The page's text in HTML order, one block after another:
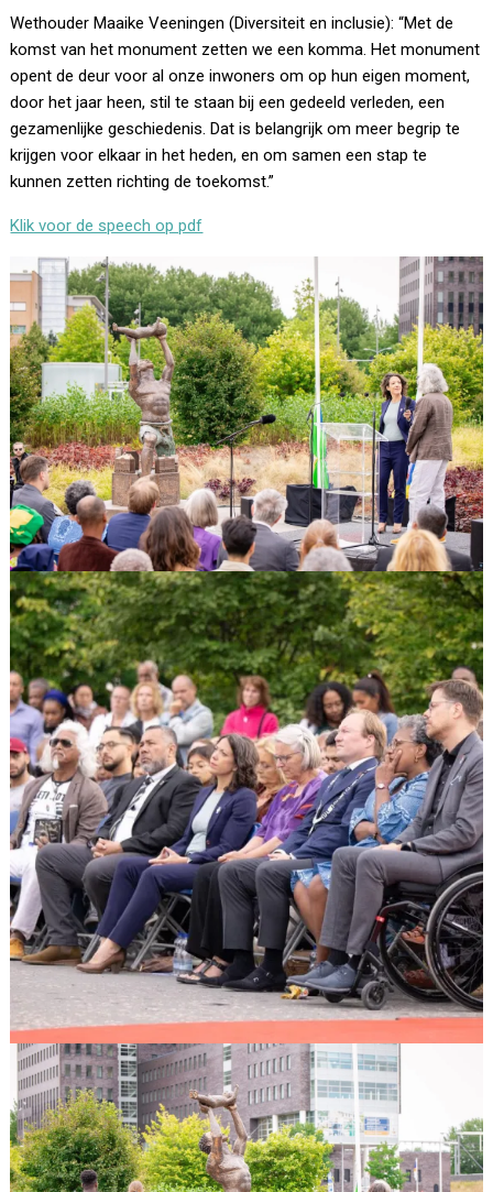
Wethouder Maaike Veeningen (Diversiteit en inclusie): “Met de
komst van het monument zetten we een komma. Het monument
opent de deur voor al onze inwoners om op hun eigen moment,
door het jaar heen, stil te staan bij een gedeeld verleden, een
gezamenlijke geschiedenis. Dat is belangrijk om meer begrip te
krijgen voor elkaar in het heden, en om samen een stap te
kunnen zetten richting de toekomst.”
Klik voor de speech op pdf